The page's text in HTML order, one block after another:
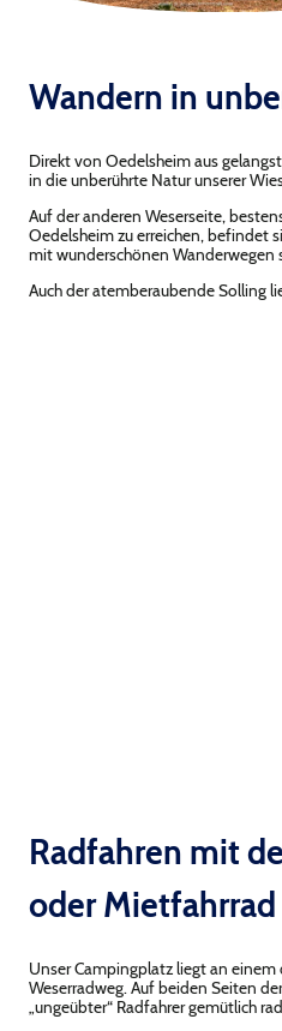
Wandern in
Direkt von Oedelsheim aus
in die unberührte Natur unserer
Auf der anderen Weserseite,
Oedelsheim zu erreichen, befindet
mit wunderschönen Wanderwegen
Auch der atemberaubende Solling
Radfahren mit
oder Mietfahrrad
Unser Campingplatz liegt an
Weserradweg. Auf beiden Seiten
„ungeübter“ Radfahrer gemütlich